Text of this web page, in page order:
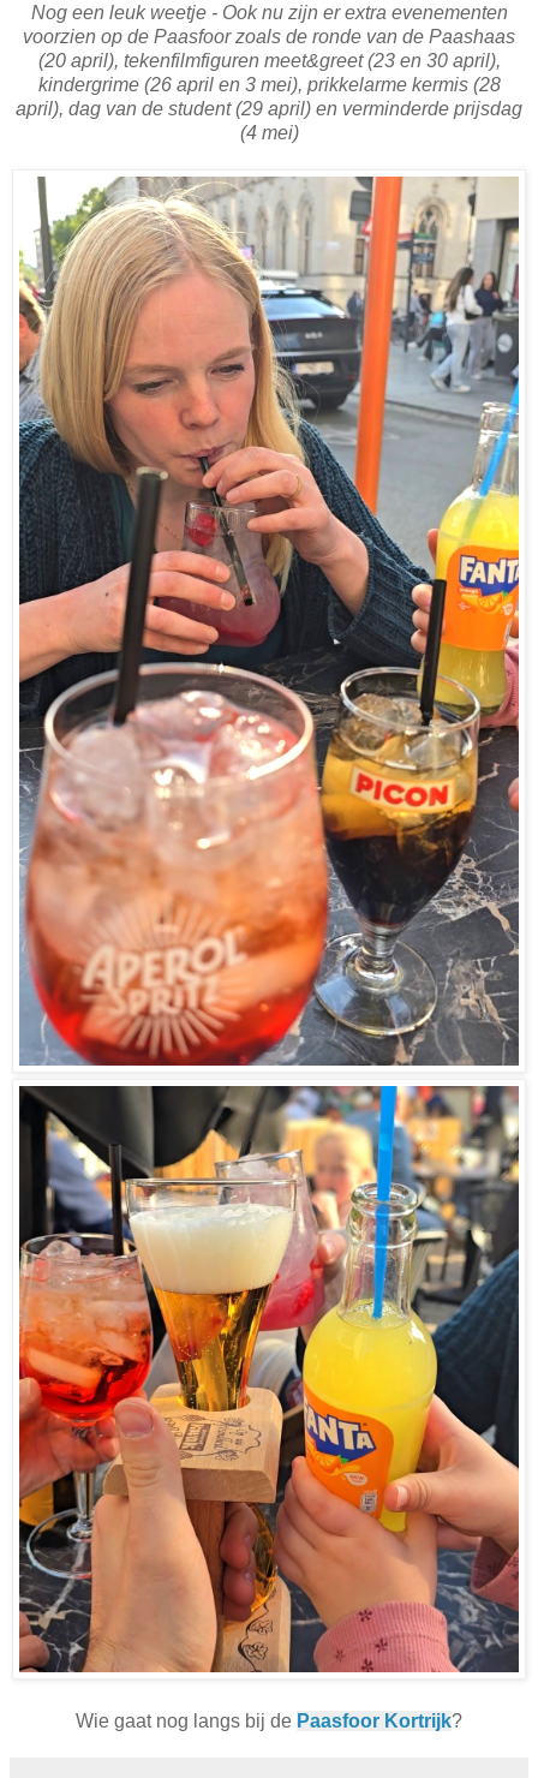
Nog een leuk weetje - Ook nu zijn er extra evenementen
voorzien op de Paasfoor zoals de ronde van de Paashaas
(20 april), tekenfilmfiguren meet&greet (23 en 30 april),
kindergrime (26 april en 3 mei), prikkelarme kermis (28
april), dag van de student (29 april) en verminderde prijsdag
(4 mei)
Wie gaat nog langs bij de Paasfoor Kortrijk?